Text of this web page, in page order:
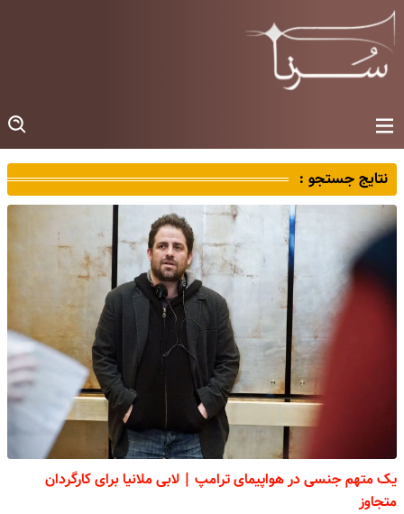
نتایج جستجو :
یک متهم جنسی در هواپیمای ترامپ | لابی ملانیا برای کارگردان
متجاوز